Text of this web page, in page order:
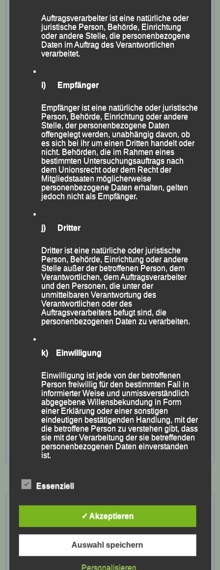
„Trainingstag unter
Wettkampfbedingungen“
KS.) Da man heuer keine extra Hallensaison bestreitet,
aber seinen Athletinnen und Athleten trotzdem die
Möglichkeit geben will, an diversen Hallenwettkämpfen
Trainer der Leichtathletik Gemeinschaft Passau mit
einer Athletengruppe zu den Südbayerischen
Hallenmeisterschaften gefahren, die am Sonntag in der
Münchner Werner-von-Linde-Halle ausgetragen
wurden.
„Ein langer Trainingstag unter
Wettkampfbedingungen“, so Siegfried Kapfer in
seinem Meisterschaftsresümee.
Fenzel, Linus Kieninger, Sebastian Treitlinger, Jonas
Storch, Patrick Wimmer und Siegfried Kapfer
VeröffentlichtinArchiv 2023|Markiert mitJakob Fenzel,
Jonas Storch,Linus Kieninger,Patrick Wimmer,Philip Pöhls
Sebastian Treitlinger ,Siegfried Kapfer,Südbayerische
Hallenmeisterschaften
Bayerische Meisterschaften
Ering, 02. – 03. Juli 2022
Veröffentlicht am3. Juli 2022vonlgpassau
Auftragsverarbeiter ist eine natürliche oder
juristische Person, Behörde, Einrichtung
oder andere Stelle, die personenbezogene
Daten im Auftrag des Verantwortlichen
verarbeitet.
i) Empfänger
Empfänger ist eine natürliche oder juristische
Person, Behörde, Einrichtung oder andere
Stelle, der personenbezogene Daten
offengelegt werden, unabhängig davon, ob
es sich bei ihr um einen Dritten handelt oder
nicht. Behörden, die im Rahmen eines
bestimmten Untersuchungsauftrags nach
dem Unionsrecht oder dem Recht der
Mitgliedstaaten möglicherweise
personenbezogene Daten erhalten, gelten
jedoch nicht als Empfänger.
j) Dritter
Dritter ist eine natürliche oder juristische
Person, Behörde, Einrichtung oder andere
Stelle außer der betroffenen Person, dem
Verantwortlichen, dem Auftragsverarbeiter
und den Personen, die unter der
unmittelbaren Verantwortung des
Verantwortlichen oder des
Auftragsverarbeiters befugt sind, die
personenbezogenen Daten zu verarbeiten.
k) Einwilligung
Einwilligung ist jede von der betroffenen
Person freiwillig für den bestimmten Fall in
informierter Weise und unmissverständlich
abgegebene Willensbekundung in Form
einer Erklärung oder einer sonstigen
eindeutigen bestätigenden Handlung, mit der
die betroffene Person zu verstehen gibt, dass
sie mit der Verarbeitung der sie betreffenden
personenbezogenen Daten einverstanden
ist.
Verantwortlichen
Verantwortlicher im Sinne der Datenschutz-
Grundverordnung, sonstiger in den Mitgliedstaaten
der Europäischen Union geltenden
Essenziell
✓ Akzeptieren
Auswahl speichern
Personalisieren